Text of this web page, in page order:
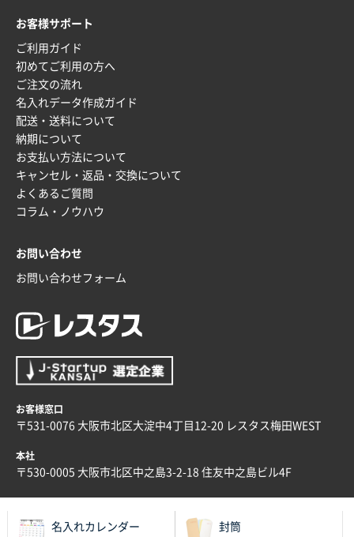
2025年12月16日 10:39
短納期対応が素晴らしい
富山県O社様
uni ジェットストリーム 07
2025年12月09日 14:04
安い、早い
埼玉県G社様
ラミネート紙袋 規格L4サイズ(B4対応)
2025年12月04日 17:34
兵庫県のお客様
2025年12月02日 23:00
ロゴが入れられること
大阪府E社様
2025年11月28日 15:13
他部署のスタッフからの指示
兵庫県S社様
以前発注しているので、データが残っている点が良か
お客様サポート
ご利用ガイド
初めてご利用の方へ
ご注文の流れ
名入れデータ作成ガイド
配送・送料について
納期について
お支払い方法について
キャンセル・返品・交換について
よくあるご質問
コラム・ノウハウ
お問い合わせ
お問い合わせフォーム
お客様窓口
〒531-0076 大阪市北区大淀中4丁目12-20 レスタス梅田WEST
本社
〒530-0005 大阪市北区中之島3-2-18 住友中之島ビル4F
名入れカレンダー 封筒